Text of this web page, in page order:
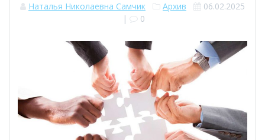
Наталья Николаевна Самчик Архив
06.02.2025
|
0